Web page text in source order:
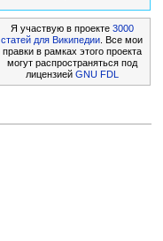
Я участвую в проекте 3000
статей для Википедии . Все мои
правки в рамках этого проекта
могут распространяться под
лицензией GNU FDL